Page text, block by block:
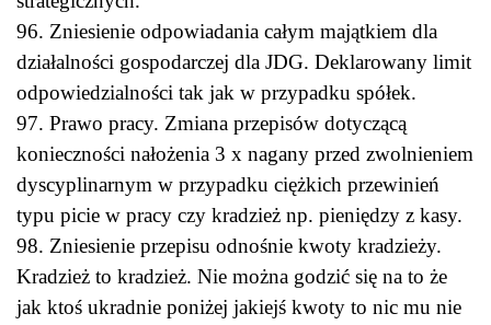
96. Zniesienie odpowiadania całym majątkiem dla
działalności gospodarczej dla JDG. Deklarowany limit
odpowiedzialności tak jak w przypadku spółek.
97. Prawo pracy. Zmiana przepisów dotyczącą
konieczności nałożenia 3 x nagany przed zwolnieniem
dyscyplinarnym w przypadku ciężkich przewinień
typu picie w pracy czy kradzież np. pieniędzy z kasy.
98. Zniesienie przepisu odnośnie kwoty kradzieży.
Kradzież to kradzież. Nie można godzić się na to że
jak ktoś ukradnie poniżej jakiejś kwoty to nic mu nie